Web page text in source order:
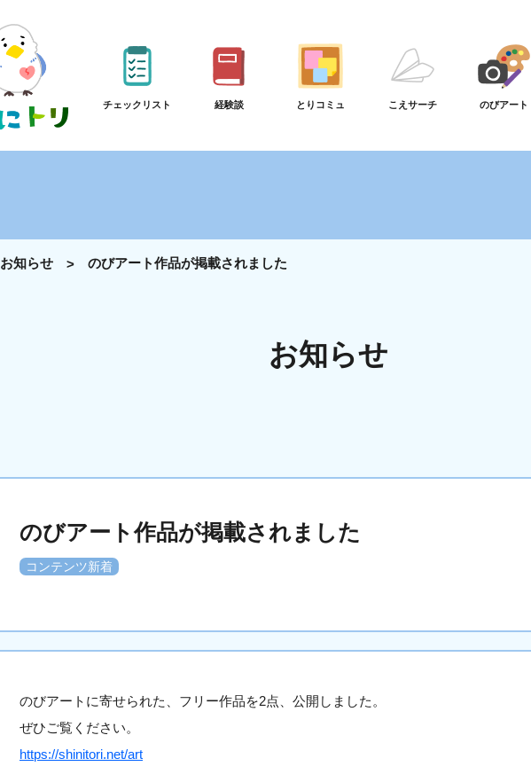
チェックリスト 経験談 とりコミュ こえサーチ のびアート
お知らせ のびアート作品が掲載されました
お知らせ
のびアート作品が掲載されました
コンテンツ新着
のびアートに寄せられた、フリー作品を2点、公開しました。
ぜひご覧ください。
https://shinitori.net/art